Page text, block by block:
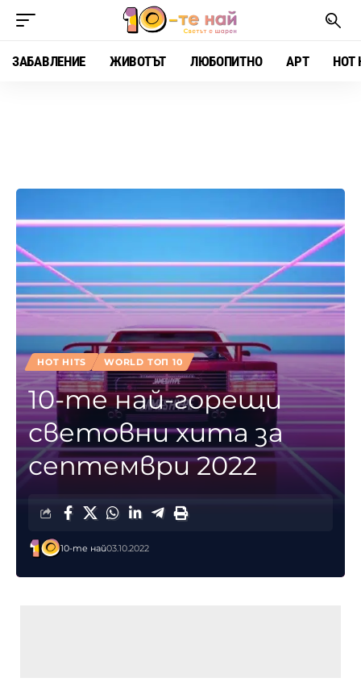
ЗАБАВЛЕНИЕ ЖИВОТЪТ ЛЮБОПИТНО АРТ HOT
HOT HITS WORLD ТОП 10
10-те най-горещи
световни хита за
септември 2022
10-те най03.10.2022